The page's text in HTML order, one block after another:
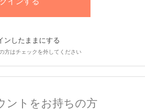
ンしたままにする
方はチェックを外してください
ントをお持ちの方